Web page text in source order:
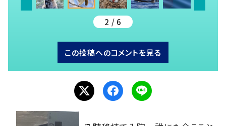
2 / 6
この投稿へのコメントを見る